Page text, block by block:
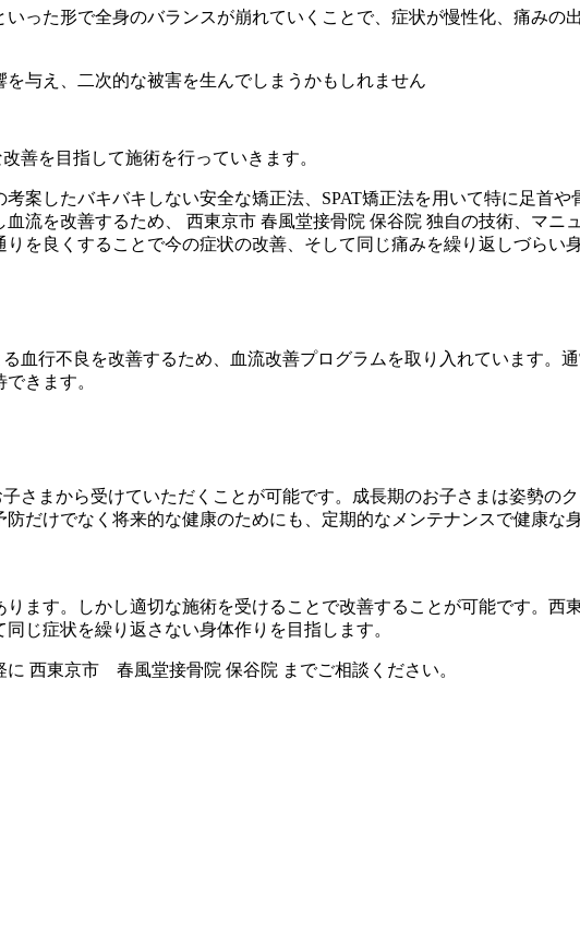
った形で全身のバランスが崩れていくことで、症状が慢性化、痛みの
与え、二次的な被害を生んでしまうかもしれません
善を目指して施術を行っていきます。
案したバキバキしない安全な矯正法、SPAT矯正法を用いて特に足首
流を改善するため、 西東京市 春風堂接骨院 保谷院 独自の技術、マニ
を良くすることで今の症状の改善、そして同じ痛みを繰り返しづらい
血行不良を改善するため、血流改善プログラムを取り入れています。
きます。
さまから受けていただくことが可能です。成長期のお子さまは姿勢の
だけでなく将来的な健康のためにも、定期的なメンテナンスで健康な
ます。しかし適切な施術を受けることで改善することが可能です。西
じ症状を繰り返さない身体作りを目指します。
西東京市 春風堂接骨院 保谷院 までご相談ください。